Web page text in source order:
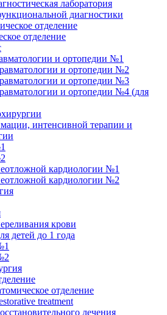
лаборатория
диагностики
отделение
отделение
и ортопедии №1
и ортопедии №2
и ортопедии №3
и ортопедии №4 (для
интенсивной терапии и
кардиологии №1
кардиологии №2
крови
детей до 1 года
отделение
treatment
лечения